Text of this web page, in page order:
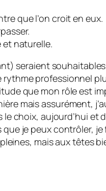
que l’on croit en eux.
et naturelle.
seraient
professionnel
que mon rôle est
mais assurément,
choix, aujourd’hui et
je peux contrôler,
mais aux têtes